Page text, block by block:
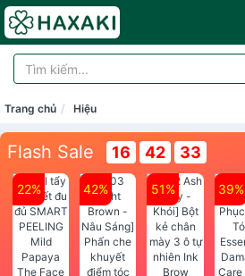
Trang chủ Hiệu
Flash Sale 16 42 32
22% 42% 51% 39%